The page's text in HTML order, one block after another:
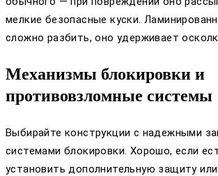
мелкие безопасные куски.
сложно разбить, оно удерживает
Механизмы блокировки и
противовзломные системы
Выбирайте конструкции с надежными
системами блокировки. Хорошо, если
установить дополнительную защиту